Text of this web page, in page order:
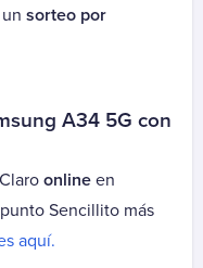
sorteo por
A34 5G con
online en
Sencillito más
aquí.